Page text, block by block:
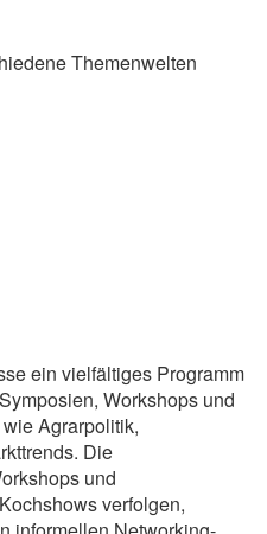
Themenwelten
ein vielfältiges Programm
Workshops und
Agrarpolitik,
Die
und
verfolgen,